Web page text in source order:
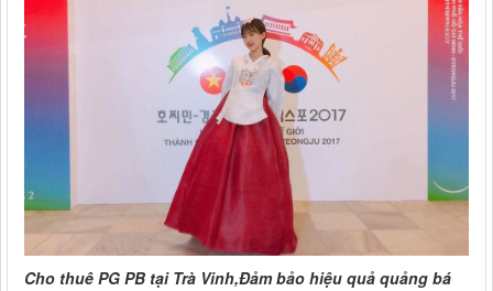
Cho thuê PG PB tại Trà Vinh,Đảm bảo hiệu quả quảng bá